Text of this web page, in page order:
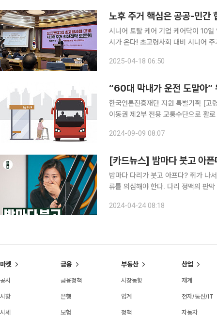
노후 주거 핵심은 공공-민간
시니어 토탈 케어 기업 케어닥이 10
시가 온다! 초고령사회 대비 시니어
개념 및 시니어 주거 시설 현황을 살
2025-04-18 06:50
“60대 막내가 운전 도맡아”
한국언론진흥재단 지원 특별기획 [고
이동권 제2부 전용 교통수단으로 활
70대 여성이 운전면허 반납에 대한
2024-09-09 08:07
[카드뉴스] 밤마다 붓고 아픈
밤마다 다리가 붓고 아프다? 쥐가 나서 잠을
류를 의심해야 한다. 다리 정맥의 판
늘어나고 있는 추세다. 박상
2024-04-24 08:18
마켓
공시
시황
시세
금융
금융정책
은행
보험
부동산
시장동향
업계
정책
산업
재계
전자/통신/IT
자동차